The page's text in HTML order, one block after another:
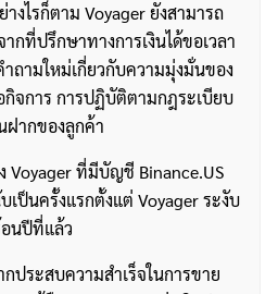
างไรก็ตาม Voyager ยังสามารถ
กที่ปรึกษาทางการเงินได้ขอเวลา
ถามใหม่เกี่ยวกับความมุ่งมั่นของ
กิจการ การปฏิบัติตามกฎระเบียบ
ฝากของลูกค้า
Voyager ที่มีบัญชี Binance.US
เป็นครั้งแรกตั้งแต่ Voyager ระงับ
นปีที่แล้ว
ประสบความสำเร็จในการขาย